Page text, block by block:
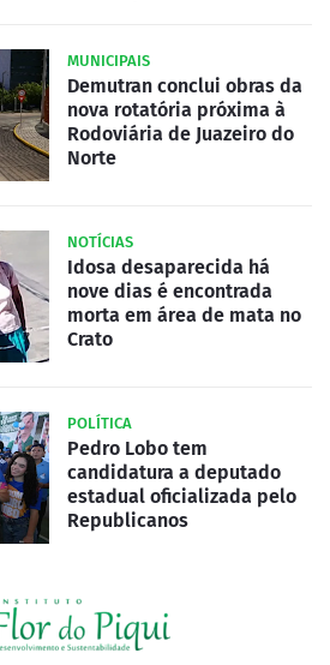
MUNICIPAIS
Demutran conclui obras da
nova rotatória próxima à
Rodoviária de Juazeiro do
Norte
NOTÍCIAS
Idosa desaparecida há
nove dias é encontrada
morta em área de mata no
Crato
POLÍTICA
Pedro Lobo tem
candidatura a deputado
estadual oficializada pelo
Republicanos